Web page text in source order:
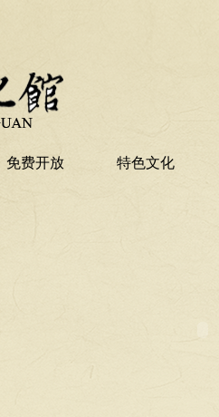
免费开放 特色文化